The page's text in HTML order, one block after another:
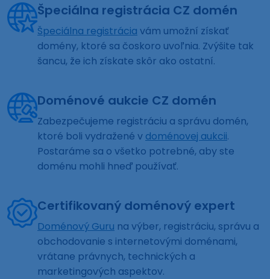
Špeciálna registrácia CZ domén
Špeciálna registrácia vám umožní získať
domény, ktoré sa čoskoro uvoľnia. Zvýšite tak
šancu, že ich získate skôr ako ostatní.
Doménové aukcie CZ domén
Zabezpečujeme registráciu a správu domén,
ktoré boli vydražené v doménovej aukcii.
Postaráme sa o všetko potrebné, aby ste
doménu mohli hneď používať.
Certifikovaný doménový expert
Doménový Guru na výber, registráciu, správu a
obchodovanie s internetovými doménami,
vrátane právnych, technických a
marketingových aspektov.